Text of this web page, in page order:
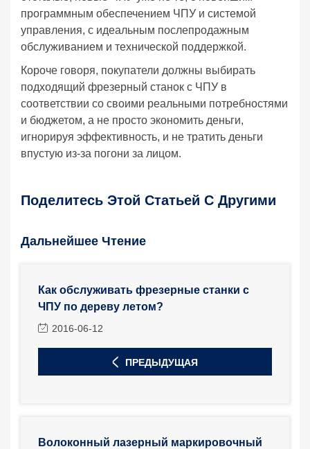
программным обеспечением ЧПУ и системой
управления, с идеальным послепродажным
обслуживанием и технической поддержкой.
Короче говоря, покупатели должны выбирать
подходящий фрезерный станок с ЧПУ в
соответствии со своими реальными потребностями
и бюджетом, а не просто экономить деньги,
игнорируя эффективность, и не тратить деньги
впустую из-за погони за лицом.
Поделитесь Этой Статьей С Другими
Дальнейшее Чтение
Как обслуживать фрезерные станки с
ЧПУ по дереву летом?
2016-06-12
ПРЕДЫДУЩАЯ
Волоконный лазерный маркировочный